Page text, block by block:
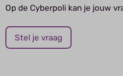
Op de Cyberpoli kan je jouw
Stel je vraag